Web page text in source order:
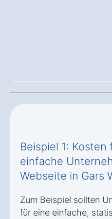
Beispiel 1: Kosten
einfache
Webseite in Gars
Zum Beispiel sollten
für eine einfache,